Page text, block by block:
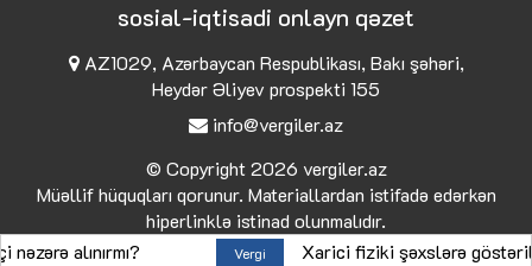
sosial-iqtisadi onlayn qəzet
AZ1029, Azərbaycan Respublikası, Bakı şəhəri,
Heydər Əliyev prospekti 155
info@vergiler.az
© Copyright 2026 vergiler.az
Müəllif hüquqları qorunur. Materiallardan istifadə edərkən
hiperlinklə istinad olunmalıdır.
alınırmı?
Xarici fiziki şəxslərə göstərilən